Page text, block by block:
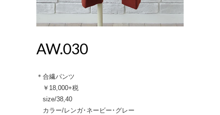
AW.030
＊合繊パンツ
￥18,000+税
size/38,40
カラー/レンガ･ネービー･グレー